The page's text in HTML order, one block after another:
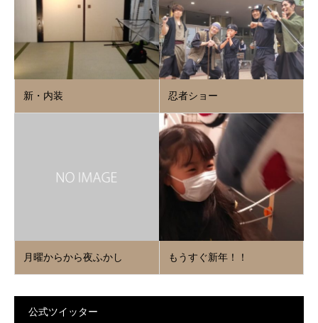
新・内装 忍者ショー
月曜からから夜ふかし もうすぐ新年！！
公式ツイッター